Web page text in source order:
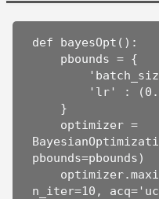
def bayesOpt():
pbounds=pbounds)
n_iter=10,